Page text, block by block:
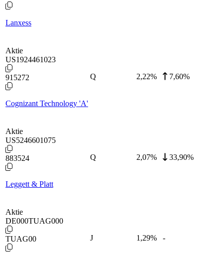
Lanxess
Aktie
US1924461023
915272
Cognizant Technology 'A'
Q 2,22% 7,60%
Aktie
US5246601075
883524
Leggett & Platt
Q 2,07% 33,90%
Aktie
DE000TUAG000
TUAG00 J 1,29% -